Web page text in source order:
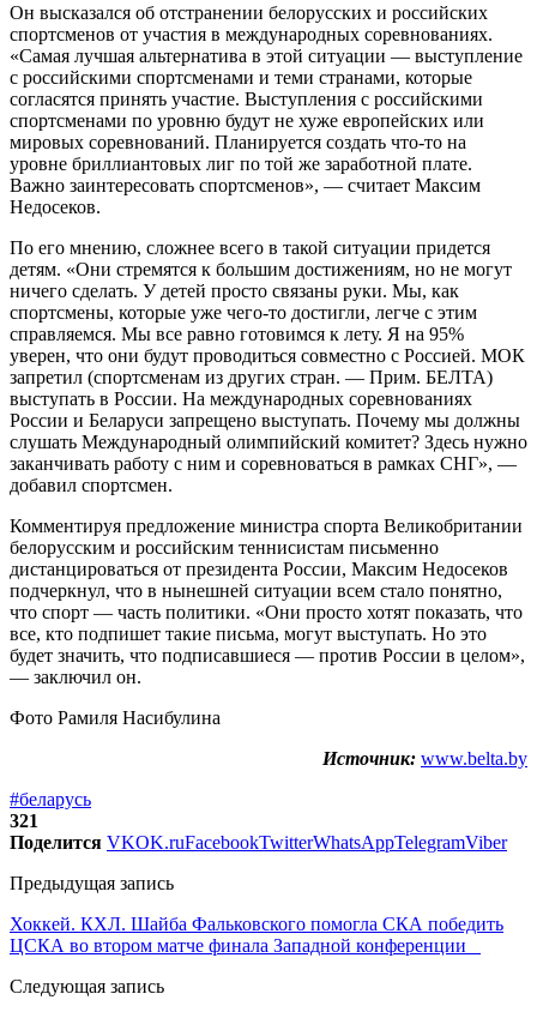
Он высказался об отстранении белорусских и российских
спортсменов от участия в международных соревнованиях.
«Самая лучшая альтернатива в этой ситуации — выступление
с российскими спортсменами и теми странами, которые
согласятся принять участие. Выступления с российскими
спортсменами по уровню будут не хуже европейских или
мировых соревнований. Планируется создать что-то на
уровне бриллиантовых лиг по той же заработной плате.
Важно заинтересовать спортсменов», — считает Максим
Недосеков.
По его мнению, сложнее всего в такой ситуации придется
детям. «Они стремятся к большим достижениям, но не могут
ничего сделать. У детей просто связаны руки. Мы, как
спортсмены, которые уже чего-то достигли, легче с этим
справляемся. Мы все равно готовимся к лету. Я на 95%
уверен, что они будут проводиться совместно с Россией. МОК
запретил (спортсменам из других стран. — Прим. БЕЛТА)
выступать в России. На международных соревнованиях
России и Беларуси запрещено выступать. Почему мы должны
слушать Международный олимпийский комитет? Здесь нужно
заканчивать работу с ним и соревноваться в рамках СНГ», —
добавил спортсмен.
Комментируя предложение министра спорта Великобритании
белорусским и российским теннисистам письменно
дистанцироваться от президента России, Максим Недосеков
подчеркнул, что в нынешней ситуации всем стало понятно,
что спорт — часть политики. «Они просто хотят показать, что
все, кто подпишет такие письма, могут выступать. Но это
будет значить, что подписавшиеся — против России в целом»,
— заключил он.
Фото Рамиля Насибулина
Источник: www.belta.by
#беларусь
321
Поделится VKOK.ruFacebookTwitterWhatsAppTelegramViber
Предыдущая запись
Хоккей. КХЛ. Шайба Фальковского помогла СКА победить
ЦСКА во втором матче финала Западной конференции
Следующая запись